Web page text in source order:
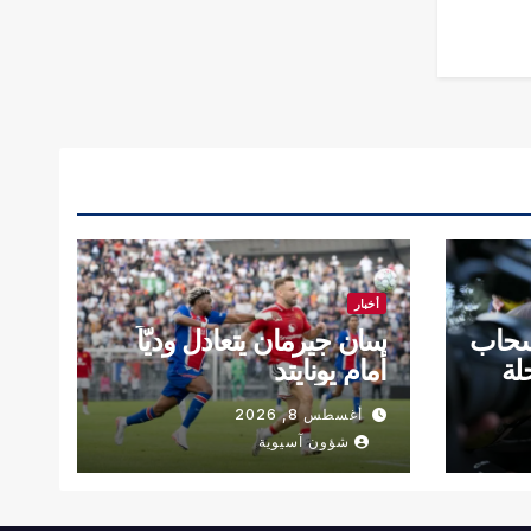
أخبار
سان جيرمان يتعادل وديّاً
أمام يونايتد
أغسطس 8, 2026
شؤون آسيوية